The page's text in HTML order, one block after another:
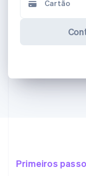
Cartão
Primeiros